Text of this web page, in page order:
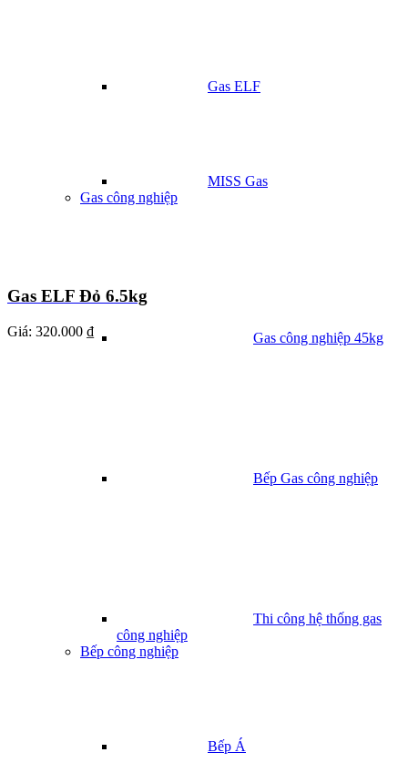
Gas ELF
MISS Gas
Gas công nghiệp
Gas công nghiệp 45kg
Bếp Gas công nghiệp
Thi công hệ thống gas
công nghiệp
Bếp công nghiệp
Bếp Á
Gas ELF Đỏ 6.5kg
Giá: 320.000 ₫